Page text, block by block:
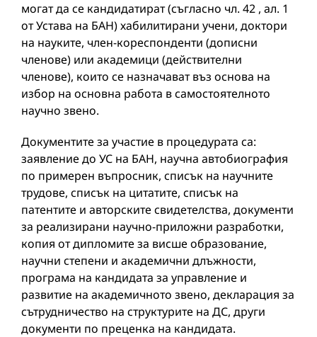
могат да се кандидатират (съгласно чл. 42 , ал. 1
от Устава на БАН) хабилитирани учени, доктори
на науките, член-кореспонденти (дописни
членове) или академици (действителни
членове), които се назначават въз основа на
избор на основна работа в самостоятелното
научно звено.
Документите за участие в процедурата са:
заявление до УС на БАН, научна автобиография
по примерен въпросник, списък на научните
трудове, списък на цитатите, списък на
патентите и авторските свидетелства, документи
за реализирани научно-приложни разработки,
копия от дипломите за висше образование,
научни степени и академични длъжности,
програма на кандидата за управление и
развитие на академичното звено, декларация за
сътрудничество на структурите на ДС, други
документи по преценка на кандидата.